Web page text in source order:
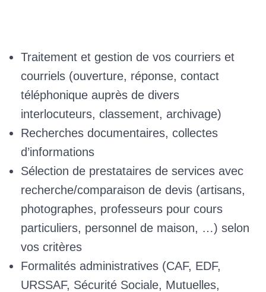
Traitement et gestion de vos courriers et
courriels (ouverture, réponse, contact
téléphonique auprès de divers
interlocuteurs, classement, archivage)
Recherches documentaires, collectes
d’informations
Sélection de prestataires de services avec
recherche/comparaison de devis (artisans,
photographes, professeurs pour cours
particuliers, personnel de maison, …) selon
vos critères
Formalités administratives (CAF, EDF,
URSSAF, Sécurité Sociale, Mutuelles,